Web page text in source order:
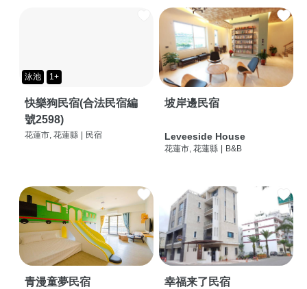
泳池 1+
快樂狗民宿(合法民宿編
號2598)
花蓮市, 花蓮縣 民宿
坡岸邊民宿
Leveeside House
花蓮市, 花蓮縣 B&B
青漫童夢民宿 幸福来了民宿